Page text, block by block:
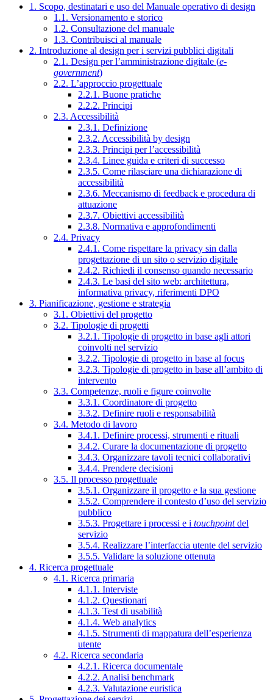
1. Scopo, destinatari e uso del Manuale operativo di design
1.1. Versionamento e storico
1.2. Consultazione del manuale
1.3. Contribuisci al manuale
2. Introduzione al design per i servizi pubblici digitali
2.1. Design per l’amministrazione digitale (e-
government)
2.2. L’approccio progettuale
2.2.1. Buone pratiche
2.2.2. Principi
2.3. Accessibilità
2.3.1. Definizione
2.3.2. Accessibilità by design
2.3.3. Principi per l’accessibilità
2.3.4. Linee guida e criteri di successo
2.3.5. Come rilasciare una dichiarazione di
accessibilità
2.3.6. Meccanismo di feedback e procedura di
attuazione
2.3.7. Obiettivi accessibilità
2.3.8. Normativa e approfondimenti
2.4. Privacy
2.4.1. Come rispettare la privacy sin dalla
progettazione di un sito o servizio digitale
2.4.2. Richiedi il consenso quando necessario
2.4.3. Le basi del sito web: architettura,
informativa privacy, riferimenti DPO
3. Pianificazione, gestione e strategia
3.1. Obiettivi del progetto
3.2. Tipologie di progetti
3.2.1. Tipologie di progetto in base agli attori
coinvolti nel servizio
3.2.2. Tipologie di progetto in base al focus
3.2.3. Tipologie di progetto in base all’ambito di
intervento
3.3. Competenze, ruoli e figure coinvolte
3.3.1. Coordinatore di progetto
3.3.2. Definire ruoli e responsabilità
3.4. Metodo di lavoro
3.4.1. Definire processi, strumenti e rituali
3.4.2. Curare la documentazione di progetto
3.4.3. Organizzare tavoli tecnici collaborativi
3.4.4. Prendere decisioni
3.5. Il processo progettuale
3.5.1. Organizzare il progetto e la sua gestione
3.5.2. Comprendere il contesto d’uso del servizio
pubblico
3.5.3. Progettare i processi e i touchpointdel
servizio
3.5.4. Realizzare l’interfaccia utente del servizio
3.5.5. Validare la soluzione ottenuta
4. Ricerca progettuale
4.1. Ricerca primaria
4.1.1. Interviste
4.1.2. Questionari
4.1.3. Test di usabilità
4.1.4. Web analytics
4.1.5. Strumenti di mappatura dell’esperienza
utente
4.2. Ricerca secondaria
4.2.1. Ricerca documentale
4.2.2. Analisi benchmark
4.2.3. Valutazione euristica